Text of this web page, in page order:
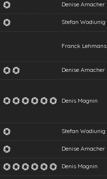
Denise Amacher
Stefan Wodiunig
Franck Lehmans
Denise Amacher
Denis Magnin
Stefan Wodiunig
Denise Amacher
Denis Magnin